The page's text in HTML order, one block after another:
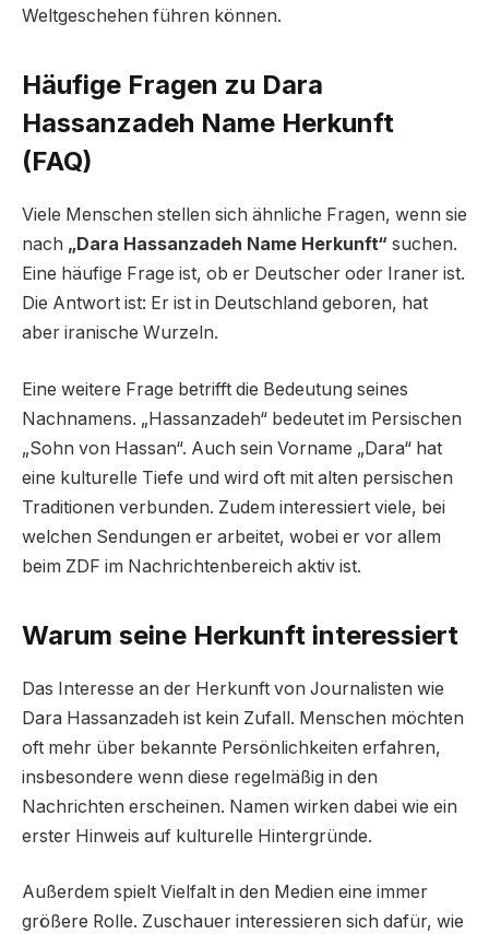
Weltgeschehen führen können.
Häufige Fragen zu Dara
Hassanzadeh Name Herkunft
(FAQ)
Viele Menschen stellen sich ähnliche Fragen, wenn sie
nach „Dara Hassanzadeh Name Herkunft“ suchen.
Eine häufige Frage ist, ob er Deutscher oder Iraner ist.
Die Antwort ist: Er ist in Deutschland geboren, hat
aber iranische Wurzeln.
Eine weitere Frage betrifft die Bedeutung seines
Nachnamens. „Hassanzadeh“ bedeutet im Persischen
„Sohn von Hassan“. Auch sein Vorname „Dara“ hat
eine kulturelle Tiefe und wird oft mit alten persischen
Traditionen verbunden. Zudem interessiert viele, bei
welchen Sendungen er arbeitet, wobei er vor allem
beim ZDF im Nachrichtenbereich aktiv ist.
Warum seine Herkunft interessiert
Das Interesse an der Herkunft von Journalisten wie
Dara Hassanzadeh ist kein Zufall. Menschen möchten
oft mehr über bekannte Persönlichkeiten erfahren,
insbesondere wenn diese regelmäßig in den
Nachrichten erscheinen. Namen wirken dabei wie ein
erster Hinweis auf kulturelle Hintergründe.
Außerdem spielt Vielfalt in den Medien eine immer
größere Rolle. Zuschauer interessieren sich dafür, wie